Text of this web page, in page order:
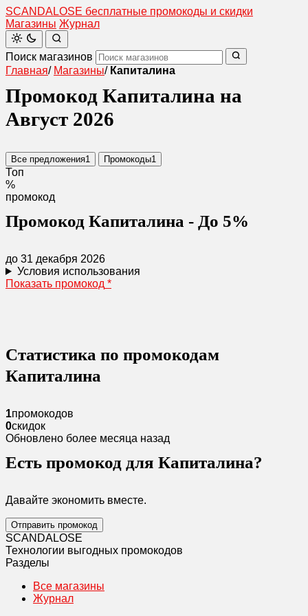
SCANDALOSE бесплатные промокоды и скидки
Магазины Журнал
Поиск магазинов
Главная/ Магазины/ Капиталина
Промокод Капиталина на
Август 2026
Все предложения1 Промокоды1
Топ
%
промокод
Промокод Капиталина - До 5%
до 31 декабря 2026
Условия использования
Показать промокод *
Статистика по промокодам
Капиталина
1промокодов
0скидок
Обновлено более месяца назад
Есть промокод для Капиталина?
Давайте экономить вместе.
Отправить промокод
SCANDALOSE
Технологии выгодных промокодов
Разделы
Все магазины
Журнал